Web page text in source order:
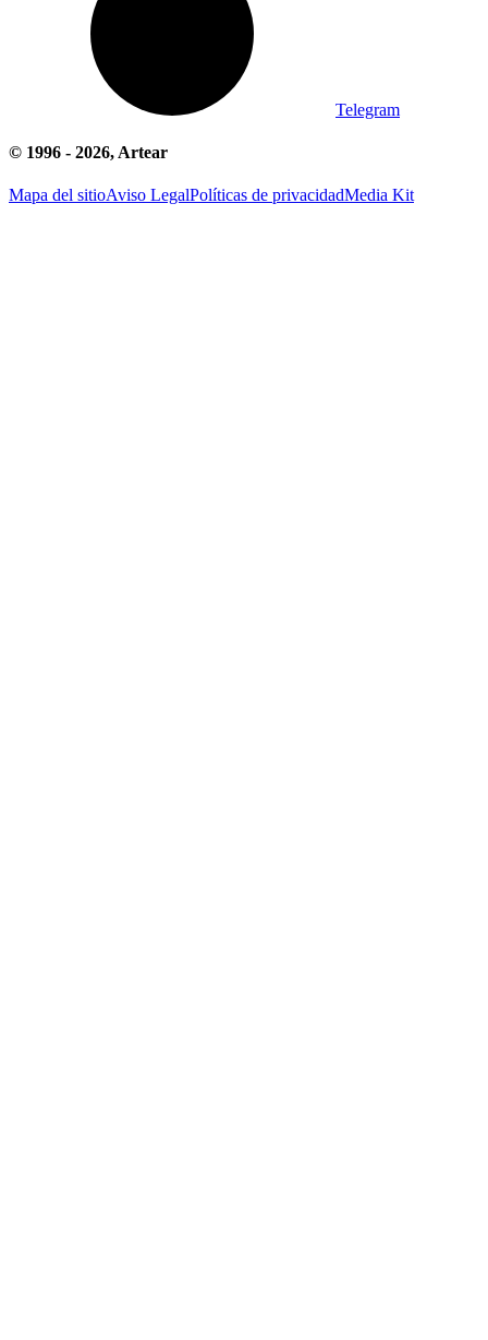
Telegram
© 1996 - 2026, Artear
Mapa del sitioAviso LegalPolíticas de privacidadMedia Kit